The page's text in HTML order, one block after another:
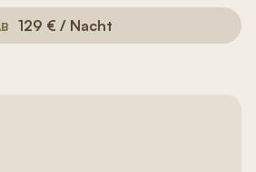
129 € / Nacht